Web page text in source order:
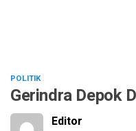
POLITIK
Gerindra Depok
Editor